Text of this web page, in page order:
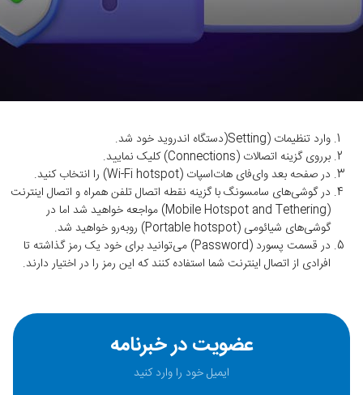
وارد تنظیمات (Setting(دستگاه اندروید خود شد.
برروی گزینه اتصالات (Connections) کلیک نمایید.
در صفحه بعد وای‌فای هات‌اسپات (Wi-Fi hotspot) را انتخاب کنید.
در گوشی‌های سامسونگ با گزینه نقطه اتصال تلفن همراه و اتصال اینترنت
(Mobile Hotspot and Tethering) مواجعه خواهید شد اما در
گوشی‌های شیائومی (Portable hotspot) روبه‌رو خواهید شد.
در قسمت پسورد (Password) می‌توانید برای خود یک رمز گذاشته تا
افرادی از اتصال اینترنت شما استفاده کنند که این رمز را در اختیار دارند.
عضویت در خبرنامه